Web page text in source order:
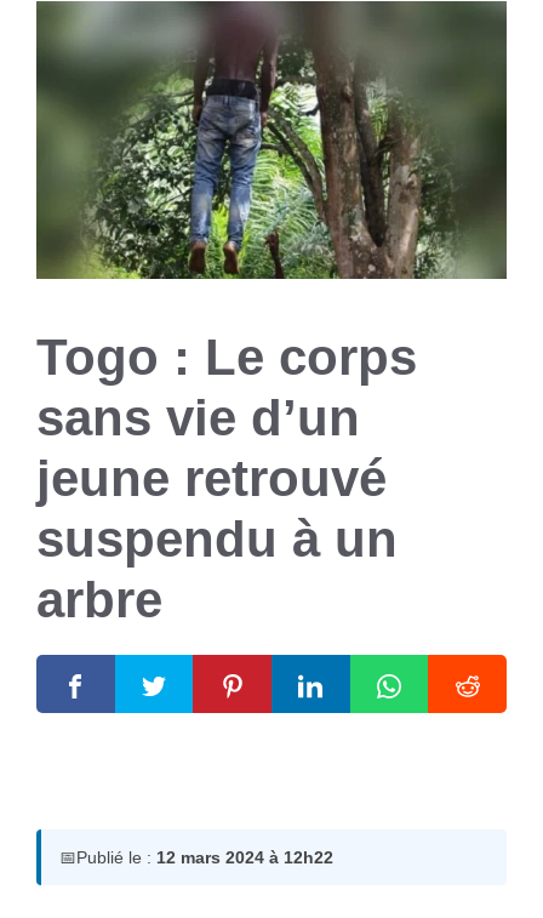
Togo : Le corps
sans vie d’un
jeune retrouvé
suspendu à un
arbre
📅Publié le : 12 mars 2024 à 12h22